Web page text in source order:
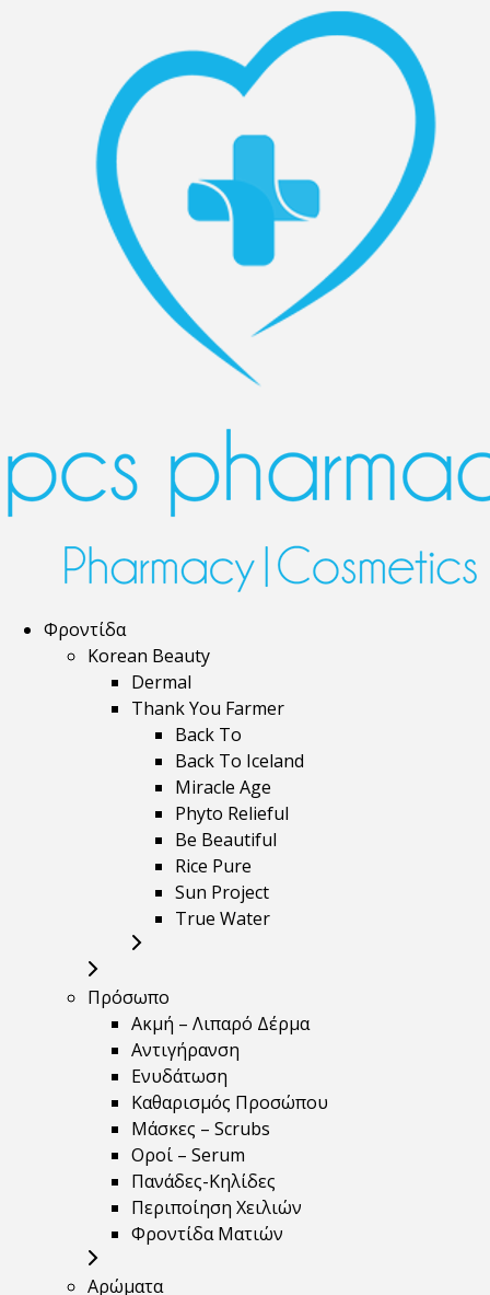
Φροντίδα
Korean Beauty
Dermal
Thank You Farmer
Back To
Back To Iceland
Miracle Age
Phyto Relieful
Be Beautiful
Rice Pure
Sun Project
True Water
Πρόσωπο
Ακμή – Λιπαρό Δέρμα
Αντιγήρανση
Ενυδάτωση
Καθαρισμός Προσώπου
Μάσκες – Scrubs
Οροί – Serum
Πανάδες-Κηλίδες
Περιποίηση Χειλιών
Φροντίδα Ματιών
Αρώματα